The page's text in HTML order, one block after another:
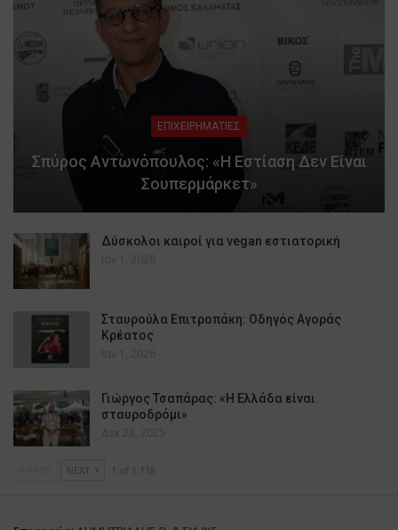
ΕΠΙΧΕΙΡΗΜΑΤΙΕΣ
Σπύρος Αντωνόπουλος: «Η Εστίαση Δεν Είναι
Σουπερμάρκετ»
Δύσκολοι καιροί για vegan εστιατορική
Ιαν 1, 2026
Σταυρούλα Επιτροπάκη: Οδηγός Αγοράς
Κρέατος
Ιαν 1, 2026
Γιώργος Τσαπάρας: «Η Ελλάδα είναι
σταυροδρόμι»
Δεκ 28, 2025
NEXT 1 of 1.118